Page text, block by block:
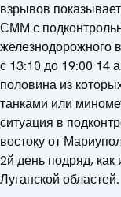
взрывов
СММ с
железнодорожного
с 13:10 до 19:00 14
половина из
танками или
ситуация в
востоку от
2й день подряд, как
Луганской областей.